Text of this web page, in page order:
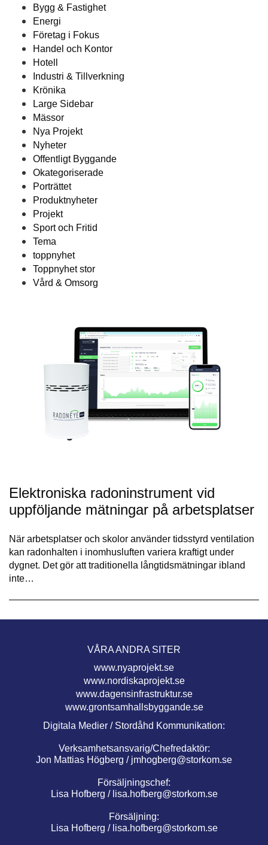
Bygg & Fastighet
Energi
Företag i Fokus
Handel och Kontor
Hotell
Industri & Tillverkning
Krönika
Large Sidebar
Mässor
Nya Projekt
Nyheter
Offentligt Byggande
Okategoriserade
Porträttet
Produktnyheter
Projekt
Sport och Fritid
Tema
toppnyhet
Toppnyhet stor
Vård & Omsorg
Elektroniska radoninstrument vid
uppföljande mätningar på arbetsplatser
När arbetsplatser och skolor använder tidsstyrd ventilation
kan radonhalten i inomhusluften variera kraftigt under
dygnet. Det gör att traditionella långtidsmätningar ibland
inte…
VÅRA ANDRA SITER
www.nyaprojekt.se
www.nordiskaprojekt.se
www.dagensinfrastruktur.se
www.grontsamhallsbyggande.se
Digitala Medier / Stordåhd Kommunikation:
Verksamhetsansvarig/Chefredaktör:
Jon Mattias Högberg / jmhogberg@storkom.se
Försäljningschef:
Lisa Hofberg / lisa.hofberg@storkom.se
Försäljning:
Lisa Hofberg / lisa.hofberg@storkom.se